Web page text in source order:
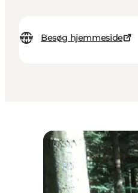
Besøg hjemmeside